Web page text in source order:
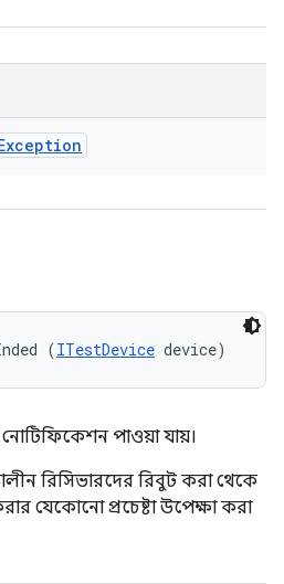
(ITestDevice device)
পাওয়া যায়।
রিসিভারদের রিবুট করা থেকে
যেকোনো প্রচেষ্টা উপেক্ষা করা